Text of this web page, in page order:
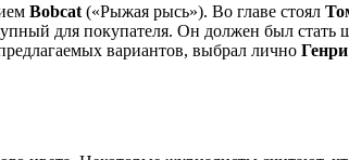
Bobcat («Рыжая рысь»). Во главе стоял
для покупателя. Он должен был стать
вариантов, выбрал лично